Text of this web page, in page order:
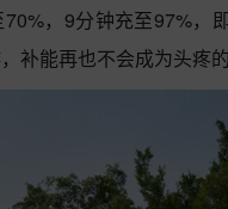
，9分钟充至97%
补能再也不会成为头疼